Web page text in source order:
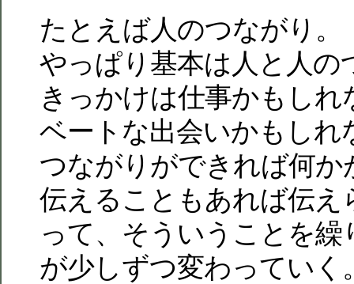
たとえば人のつながり。
やっぱり基本は人と人の
きっかけは仕事かもしれ
ベートな出会いかもしれ
つながりができれば何か
伝えることもあれば伝え
って、そういうことを繰
が少しずつ変わっていく